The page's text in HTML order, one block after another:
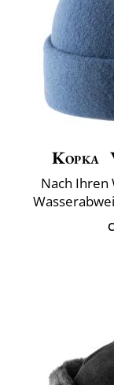
Kopka
Nach Ihren